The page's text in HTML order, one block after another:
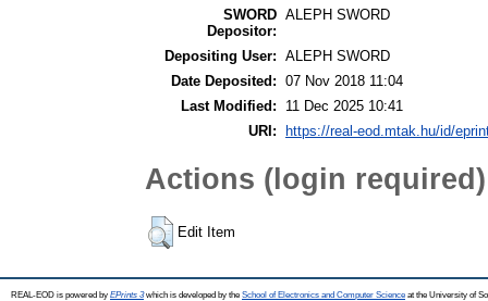
SWORD
Depositor:
ALEPH SWORD
Depositing User: ALEPH SWORD
Date Deposited: 07 Nov 2018 11:04
Last Modified:
11 Dec 2025 10:41
URI:
https://real-eod.mtak.hu/id/
Actions (login required)
Edit Item
REAL-EOD is powered by EPrints 3which is developed by the School of Electronics and Computer Science at the University of